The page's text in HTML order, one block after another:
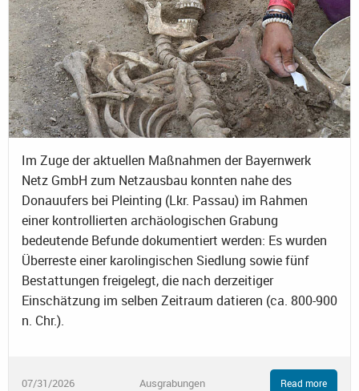
Im Zuge der aktuellen Maßnahmen der Bayernwerk
Netz GmbH zum Netzausbau konnten nahe des
Donauufers bei Pleinting (Lkr. Passau) im Rahmen
einer kontrollierten archäologischen Grabung
bedeutende Befunde dokumentiert werden: Es wurden
Überreste einer karolingischen Siedlung sowie fünf
Bestattungen freigelegt, die nach derzeitiger
Einschätzung im selben Zeitraum datieren (ca. 800-900
n. Chr.).
07/31/2026 Ausgrabungen Read more